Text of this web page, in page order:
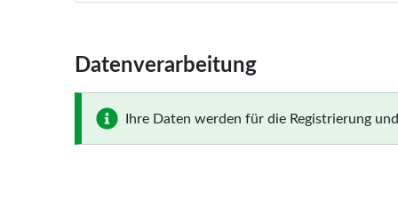
Datenverarbeitung
Ihre Daten werden für die Registrierung